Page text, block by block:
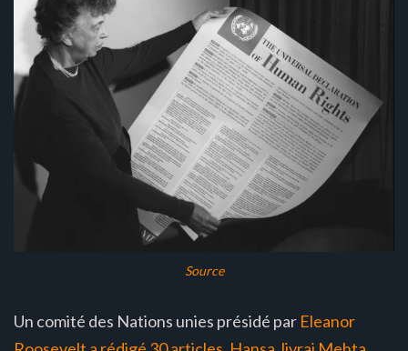
Source
Un comité des Nations unies présidé par Eleanor